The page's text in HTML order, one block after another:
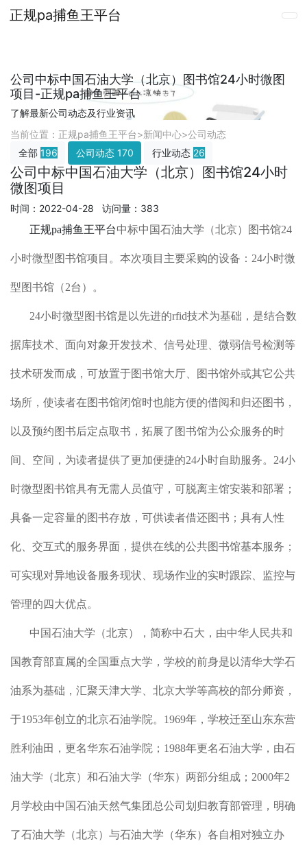
正规pa捕鱼王平台
公司中标中国石油大学（北京）图书馆24小时微图
项目-正规pa捕鱼王平台
了解最新公司动态及行业资讯
当前位置： 正规pa捕鱼王平台>新闻中心>公司动态
全部 196 公司动态 170 行业动态 26
公司中标中国石油大学（北京）图书馆24小时
微图项目
时间：2022-04-28 访问量：383
正规pa捕鱼王平台中标中国石油大学（北京）图书馆24
小时微型图书馆项目。本次项目主要采购的设备：24小时微
型图书馆（2台）。
24小时微型图书馆是以先进的rfid技术为基础，是结合数
据库技术、面向对象开发技术、信号处理、微弱信号检测等
技术研发而成，可放置于图书馆大厅、图书馆外或其它公共
场所，使读者在图书馆闭馆时也能方便的借阅和归还图书，
以及预约图书后定点取书，拓展了图书馆为公众服务的时
间、空间，为读者提供了更加便捷的24小时自助服务。24小
时微型图书馆具有无需人员值守，可脱离主馆安装和部署；
具备一定容量的图书存放，可供读者借还图书；具有人性
化、交互式的服务界面，提供在线的公共图书馆基本服务；
可实现对异地设备服务现状、现场作业的实时跟踪、监控与
管理的四大优点。
中国石油大学（北京），简称中石大，由中华人民共和
国教育部直属的全国重点大学，学校的前身是以清华大学石
油系为基础，汇聚天津大学、北京大学等高校的部分师资，
于1953年创立的北京石油学院。1969年，学校迁至山东东营
胜利油田，更名华东石油学院；1988年更名石油大学，由石
油大学（北京）和石油大学（华东）两部分组成；2000年2
月学校由中国石油天然气集团总公司划归教育部管理，明确
了石油大学（北京）与石油大学（华东）各自相对独立办